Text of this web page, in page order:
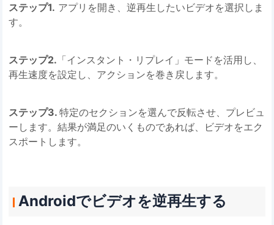
ステップ1. アプリを開き、逆再生したいビデオを選択しま
す。
ステップ2. 「インスタント・リプレイ」モードを活用し、
再生速度を設定し、アクションを巻き戻します。
ステップ3.特定のセクションを選んで反転させ、プレビュ
ーします。結果が満足のいくものであれば、ビデオをエク
スポートします。
Androidでビデオを逆再生する